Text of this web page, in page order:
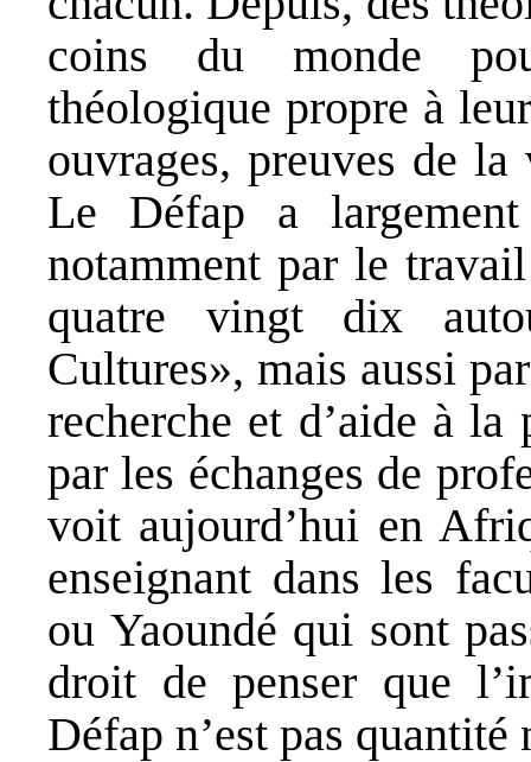
coins du monde
théologique propre à
ouvrages, preuves de
Le Défap a
notamment par le
quatre vingt dix
Cultures», mais aussi
recherche et d’aide à
par les échanges de
voit aujourd’hui en
enseignant dans les
ou Yaoundé qui sont
droit de penser que
Défap n’est pas quantité